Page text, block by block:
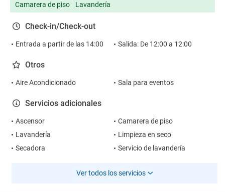
Camarera de piso
Lavandería
Check-in/Check-out
Entrada a partir de las 14:00 Salida: De 12:00 a 12:00
Otros
Aire Acondicionado Sala para eventos
Servicios adicionales
Ascensor
Camarera de piso
Lavandería
Limpieza en seco
Secadora
Servicio de lavandería
Ver todos los servicios